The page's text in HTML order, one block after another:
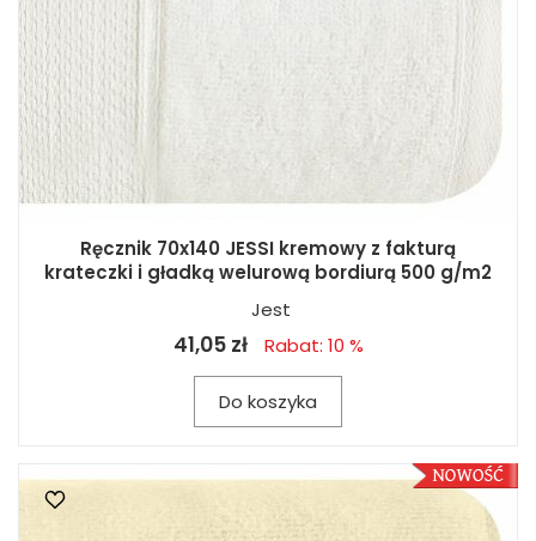
Ręcznik 70x140 JESSI kremowy z fakturą
krateczki i gładką welurową bordiurą 500 g/m2
Jest
41,05 zł Rabat: 10 %
Do koszyka